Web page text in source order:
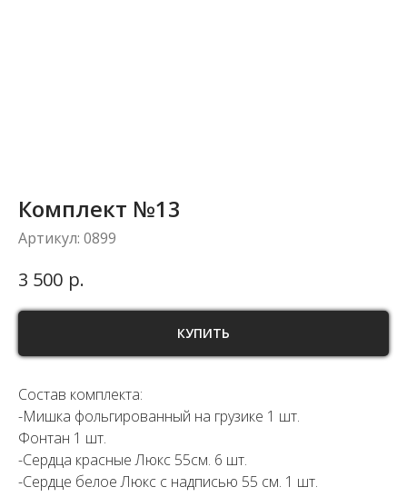
Комплект №13
Артикул: 0899
3 500 р.
КУПИТЬ
Состав комплекта:
-Мишка фольгированный на грузике 1 шт.
Фонтан 1 шт.
-Сердца красные Люкс 55см. 6 шт.
-Сердце белое Люкс с надписью 55 см. 1 шт.